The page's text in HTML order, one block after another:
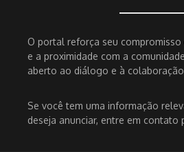
O portal reforça seu compromisso
e a proximidade com a
aberto ao diálogo e à
Se você tem uma informação
deseja anunciar, entre em contato